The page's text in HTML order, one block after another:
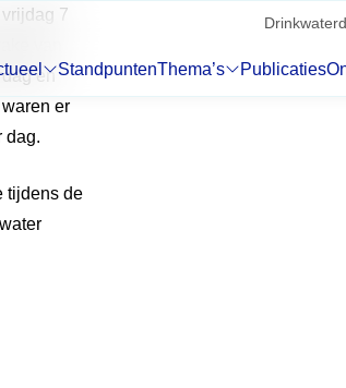
Standpunten
Submenu:
Thema’s Publicaties
7
van
en
er
dag.
tijdens de